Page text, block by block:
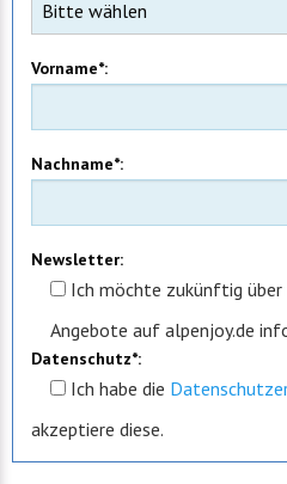
Vorname*:
Nachname*:
Newsletter:
Ich möchte zukünftig
Angebote auf alpenjoy.de
Datenschutz*:
Ich habe die
akzeptiere diese.